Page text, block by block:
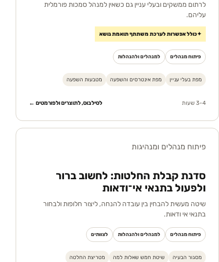
לרתום ממשקים ובעלי עניין גם כשאין למנהל סמכות פורמלית
עליהם.
✦כולל אפשרות לערכת משתתף תואמת נושא
פיתוח מנהלים למנהלים ולהנהלות
מפת בעלי עניין מפת אינטרסים והשפעה מטבעות השפעה
3-4 שעות לסילבוס, לתוצרים ולפורמטים ←
פיתוח מנהלים ומנהיגות
סדנת קבלת החלטות: לחשוב ברור
ולפעול בתנאי אי־ודאות
שיטה מעשית להבחין בין עובדה להנחה, ליצור חלופות ולבחור
בתנאי אי ודאות.
פיתוח מנהלים למנהלים ולהנהלות לצוותים
מסגור הבעיה שיטת חמש שאלות למה מטריצת החלטה